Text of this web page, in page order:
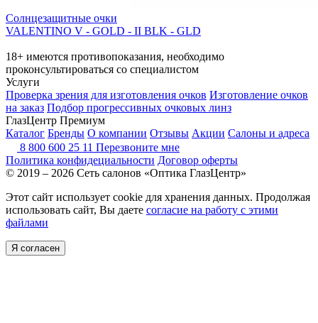
Солнцезащитные очки
VALENTINO V - GOLD - II BLK - GLD
18+ имеются противопоказания, необходимо
проконсультироваться со специалистом
Услуги
Проверка зрения для изготовления очков Изготовление очков
на заказ Подбор прогрессивных очковых линз
ГлазЦентр Премиум
Каталог Бренды О компании Отзывы Акции Салоны и адреса
8 800 600 25 11 Перезвоните мне
Политика конфидециальности Договор оферты
© 2019 – 2026 Сеть салонов «Оптика ГлазЦентр»
Этот сайт использует cookie для хранения данных. Продолжая
использовать сайт, Вы даете согласие на работу с этими
файлами
Я согласен